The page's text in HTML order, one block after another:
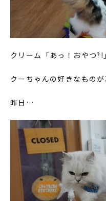
クリーム「あっ！おやつ?!」
クーちゃんの好きなもの
昨日…